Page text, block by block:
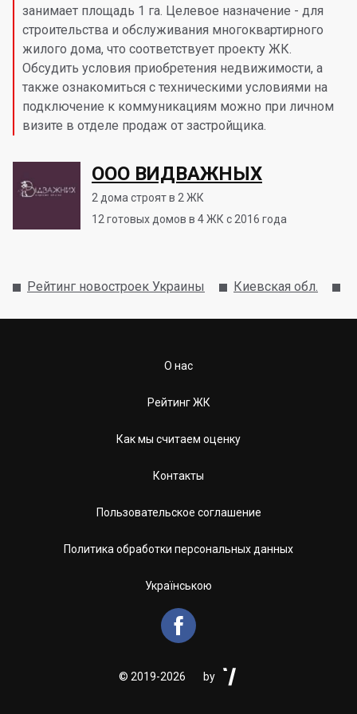
занимает площадь 1 га. Целевое назначение - для
строительства и обслуживания многоквартирного
жилого дома, что соответствует проекту ЖК.
Обсудить условия приобретения недвижимости, а
также ознакомиться с техническими условиями на
подключение к коммуникациям можно при личном
визите в отделе продаж от застройщика.
ООО ВИДВАЖНЫХ
2 дома строят в 2 ЖК
12 готовых домов в 4 ЖК с 2016 года
Рейтинг новостроек Украины Киевская обл.
О нас
Рейтинг ЖК
Как мы считаем оценку
Контакты
Пользовательское соглашение
Политика обработки персональных данных
Українською

© 2019-2026 by 